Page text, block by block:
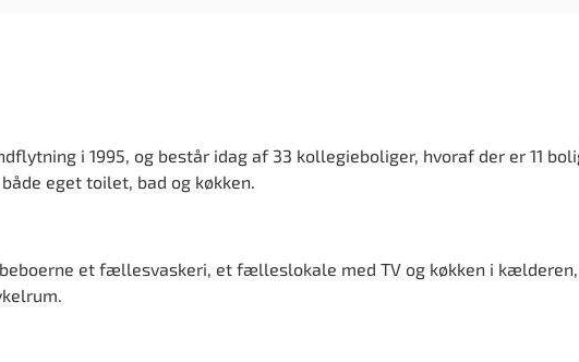
i 1995, og består idag af 33 kollegieboliger, hvoraf der er 11
eget toilet, bad og køkken.
et fællesvaskeri, et fælleslokale med TV og køkken i